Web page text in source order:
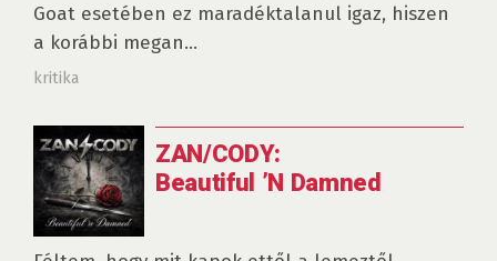
Goat esetében ez maradéktalanul igaz, hiszen
a korábbi megan...
kritika
ZAN/CODY:
Beautiful ’N Damned